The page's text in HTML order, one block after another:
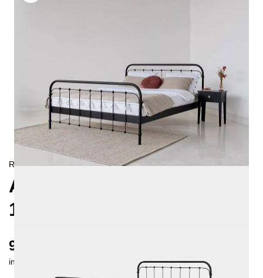
RETRO/LANDHAUS
AMITA METALLBETT
140X200 CM
970 €
inkl. MwSt. inkl. Versandkosten (DE)